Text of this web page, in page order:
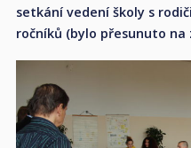
setkání vedení školy s
ročníků (bylo přesunuto na